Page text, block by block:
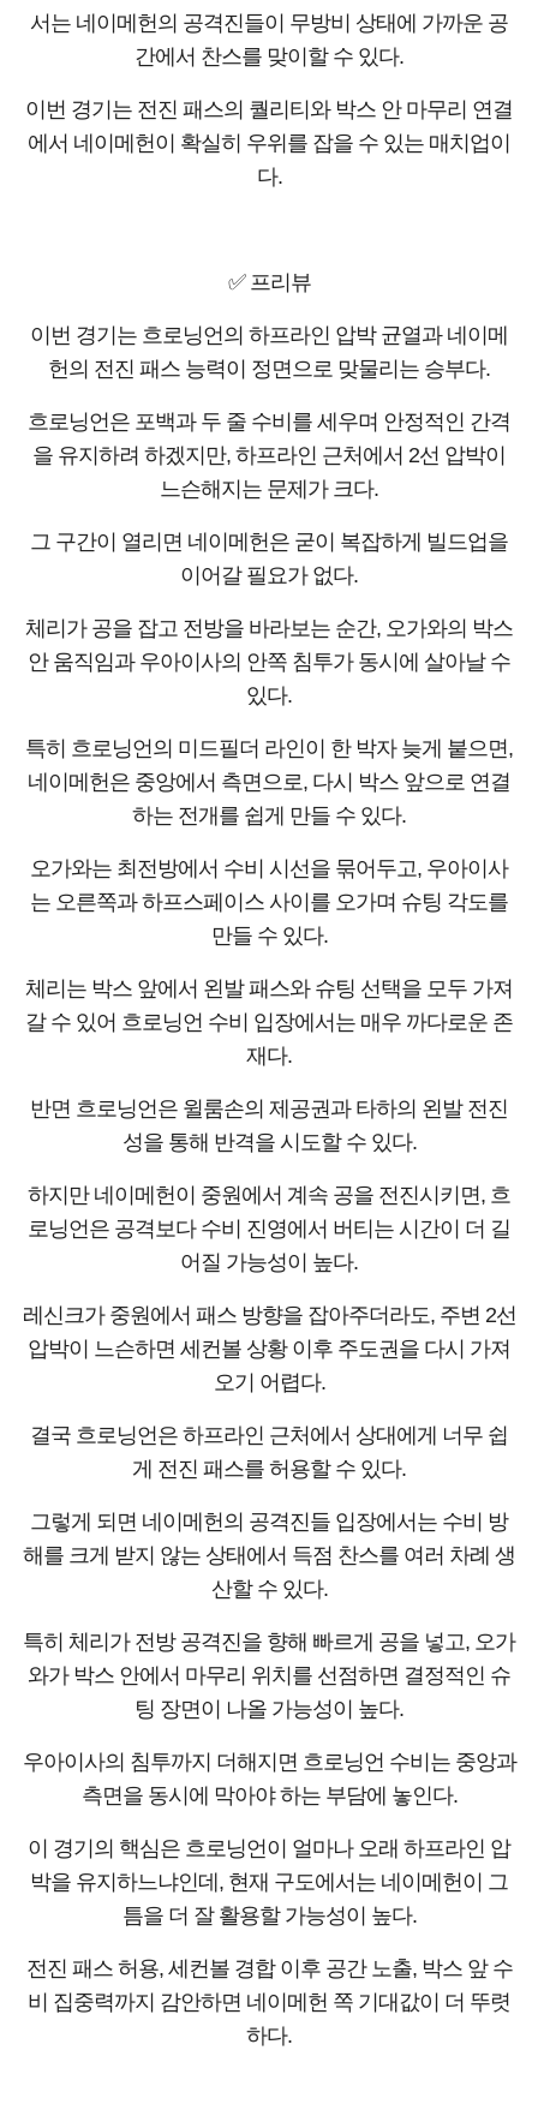
서는 네이메헌의 공격진들이 무방비 상태에 가까운 공
간에서 찬스를 맞이할 수 있다.
이번 경기는 전진 패스의 퀄리티와 박스 안 마무리 연결
에서 네이메헌이 확실히 우위를 잡을 수 있는 매치업이
다.
✅ 프리뷰
이번 경기는 흐로닝언의 하프라인 압박 균열과 네이메
헌의 전진 패스 능력이 정면으로 맞물리는 승부다.
흐로닝언은 포백과 두 줄 수비를 세우며 안정적인 간격
을 유지하려 하겠지만, 하프라인 근처에서 2선 압박이
느슨해지는 문제가 크다.
그 구간이 열리면 네이메헌은 굳이 복잡하게 빌드업을
이어갈 필요가 없다.
체리가 공을 잡고 전방을 바라보는 순간, 오가와의 박스
안 움직임과 우아이사의 안쪽 침투가 동시에 살아날 수
있다.
특히 흐로닝언의 미드필더 라인이 한 박자 늦게 붙으면,
네이메헌은 중앙에서 측면으로, 다시 박스 앞으로 연결
하는 전개를 쉽게 만들 수 있다.
오가와는 최전방에서 수비 시선을 묶어두고, 우아이사
는 오른쪽과 하프스페이스 사이를 오가며 슈팅 각도를
만들 수 있다.
체리는 박스 앞에서 왼발 패스와 슈팅 선택을 모두 가져
갈 수 있어 흐로닝언 수비 입장에서는 매우 까다로운 존
재다.
반면 흐로닝언은 윌룸손의 제공권과 타하의 왼발 전진
성을 통해 반격을 시도할 수 있다.
하지만 네이메헌이 중원에서 계속 공을 전진시키면, 흐
로닝언은 공격보다 수비 진영에서 버티는 시간이 더 길
어질 가능성이 높다.
레신크가 중원에서 패스 방향을 잡아주더라도, 주변 2선
압박이 느슨하면 세컨볼 상황 이후 주도권을 다시 가져
오기 어렵다.
결국 흐로닝언은 하프라인 근처에서 상대에게 너무 쉽
게 전진 패스를 허용할 수 있다.
그렇게 되면 네이메헌의 공격진들 입장에서는 수비 방
해를 크게 받지 않는 상태에서 득점 찬스를 여러 차례 생
산할 수 있다.
특히 체리가 전방 공격진을 향해 빠르게 공을 넣고, 오가
와가 박스 안에서 마무리 위치를 선점하면 결정적인 슈
팅 장면이 나올 가능성이 높다.
우아이사의 침투까지 더해지면 흐로닝언 수비는 중앙과
측면을 동시에 막아야 하는 부담에 놓인다.
이 경기의 핵심은 흐로닝언이 얼마나 오래 하프라인 압
박을 유지하느냐인데, 현재 구도에서는 네이메헌이 그
틈을 더 잘 활용할 가능성이 높다.
전진 패스 허용, 세컨볼 경합 이후 공간 노출, 박스 앞 수
비 집중력까지 감안하면 네이메헌 쪽 기대값이 더 뚜렷
하다.